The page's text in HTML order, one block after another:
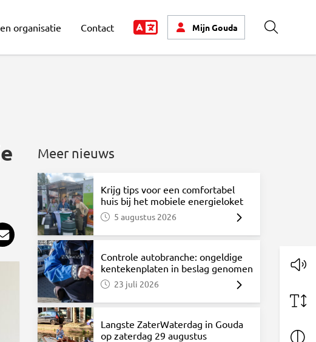
organisatie Contact MijnGouda Zoeken
via WhatsApp
Deel via Mail
Meer nieuws
Krijg tips voor een comfortabel
huis bij het mobiele energieloket
5 augustus 2026
Controle autobranche: ongeldige
kentekenplaten in beslag genomen
23 juli 2026
Langste ZaterWaterdag in Gouda
op zaterdag 29 augustus